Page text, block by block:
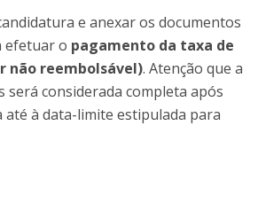
e anexar os documentos
efetuar o pagamento da taxa de
não reembolsável). Atenção que a
será considerada completa após
até à data-limite estipulada para